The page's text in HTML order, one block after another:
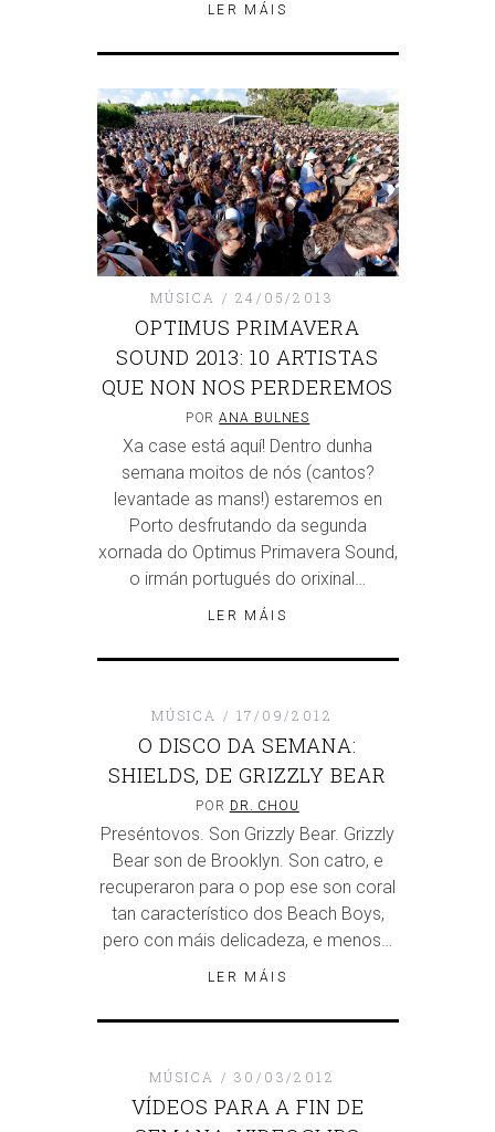
LER MÁIS
MÚSICA 24/05/2013
OPTIMUS PRIMAVERA
SOUND 2013: 10 ARTISTAS
QUE NON NOS PERDEREMOS
PORANA BULNES
Xa case está aquí! Dentro dunha
semana moitos de nós (cantos?
levantade as mans!) estaremos en
Porto desfrutando da segunda
xornada do Optimus Primavera Sound,
o irmán portugués do orixinal…
LER MÁIS
MÚSICA 17/09/2012
O DISCO DA SEMANA:
SHIELDS, DE GRIZZLY BEAR
POR DR. CHOU
Preséntovos. Son Grizzly Bear. Grizzly
Bear son de Brooklyn. Son catro, e
recuperaron para o pop ese son coral
tan característico dos Beach Boys,
pero con máis delicadeza, e menos…
LER MÁIS
MÚSICA 30/03/2012
VÍDEOS PARA A FIN DE